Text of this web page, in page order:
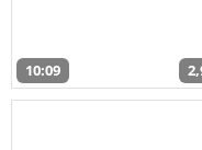
10:09